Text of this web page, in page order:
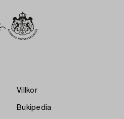
Villkor
Bukipedia